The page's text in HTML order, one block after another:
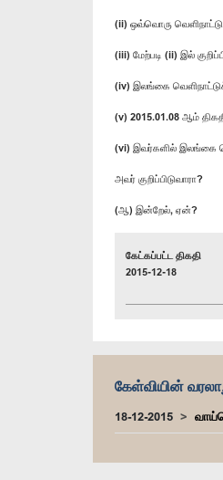
(ii) ஒவ்வொரு வௌிநாட்டு
(iii) மேற்படி (ii) இல்
(iv) இலங்கை வௌிநாட்டுச்
(v) 2015.01.08 ஆம்
(vi) இவர்களில் இலங்கை
அவர் குறிப்பிடுவாரா?
(ஆ) இன்றேல், ஏன்?
கேட்கப்பட்ட திகதி
2015-12-18
கேள்வியின்
18-12-2015